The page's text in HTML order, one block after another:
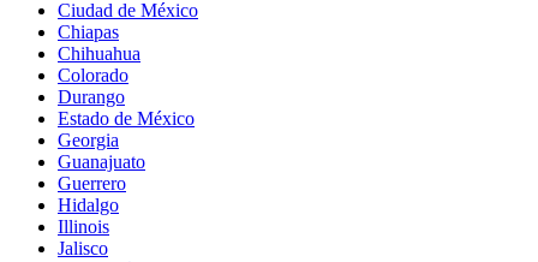
Ciudad de México
Chiapas
Chihuahua
Colorado
Durango
Estado de México
Georgia
Guanajuato
Guerrero
Hidalgo
Illinois
Jalisco